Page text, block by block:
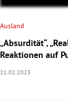
Ausland
„Absurdität“,
Reaktionen auf
21.02.2023